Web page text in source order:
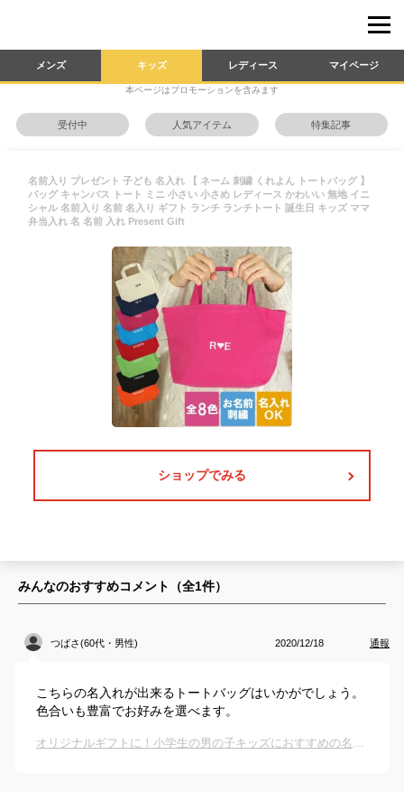
メンズ キッズ レディース マイページ
本ページはプロモーションを含みます
受付中 人気アイテム 特集記事
名前入り プレゼント 子ども 名入れ 【 ネーム 刺繍 くれよん トートバッグ 】
バッグ キャンバス トート ミニ 小さい 小さめ レディース かわいい 無地 イニ
シャル 名前入り 名前 名入り ギフト ランチ ランチトート 誕生日 キッズ ママ
弁当入れ 名 名前 入れ Present Gift
ショップでみる
みんなのおすすめコメント（全1件）
つばさ(60代・男性) 2020/12/18 通報
こちらの名入れが出来るトートバッグはいかがでしょう。
色合いも豊富でお好みを選べます。
オリジナルギフトに！小学生の男の子キッズにおすすめの名入りトートバッグは？